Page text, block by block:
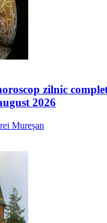
zilnic
2026
Mureșan